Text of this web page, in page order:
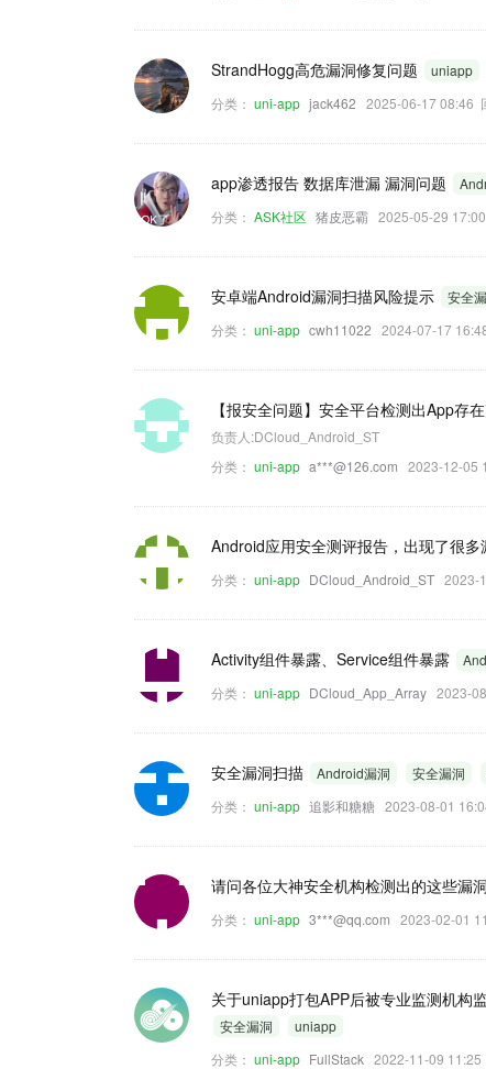
StrandHogg高危漏洞修复问题 uniapp
分类： uni-app jack462 2025-06-17 08:46
app渗透报告 数据库泄漏 漏洞问题
分类： ASK社区 猪皮恶霸 2025-05-29
安卓端Android漏洞扫描风险提示 安全
分类： uni-app cwh11022 2024-07-17
【报安全问题】安全平台检测出App存
负责人:DCloud_Android_ST
分类： uni-app a***@126.com 2023-12-05
Android应用安全测评报告，出现了很
分类： uni-app DCloud_Android_ST 2023-
Activity组件暴露、Service组件暴露
分类： uni-app DCloud_App_Array 2023-
安全漏洞扫描 Android漏洞 安全漏洞
分类： uni-app 追影和糖糖 2023-08-01
请问各位大神安全机构检测出的这些漏
分类： uni-app 3***@qq.com 2023-02-01
关于uniapp打包APP后被专业监测机构
安全漏洞
uniapp
分类： uni-app FullStack 2022-11-09 11:25